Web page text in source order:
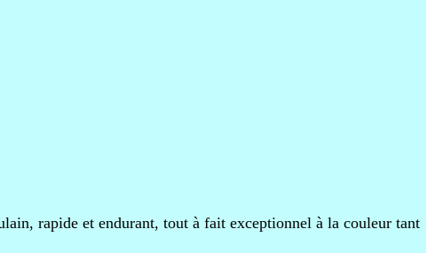
rapide et endurant, tout à fait exceptionnel à la couleur tant